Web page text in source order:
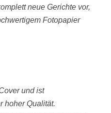
neue Gerichte vor,
Fotopapier
und ist
hoher Qualität.